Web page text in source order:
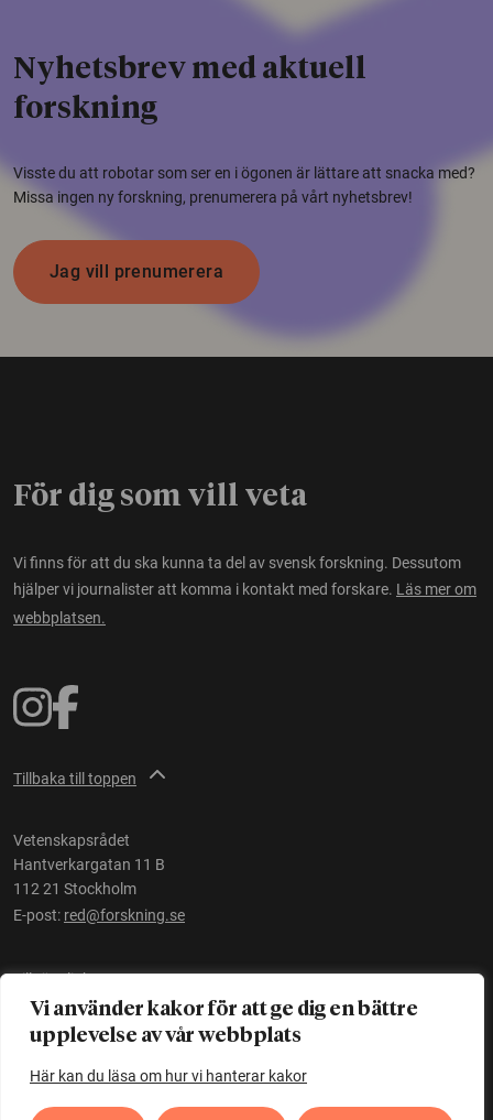
Vi använder kakor för att ge dig en bättre
upplevelse av vår webbplats
Här kan du läsa om hur vi hanterar kakor
Nyhetsbrev med aktuell
forskning
Visste du att robotar som ser en i ögonen är lättare att snacka med?
Missa ingen ny forskning, prenumerera på vårt nyhetsbrev!
Jag vill prenumerera
För dig som vill veta
Vi finns för att du ska kunna ta del av svensk forskning. Dessutom
hjälper vi journalister att komma i kontakt med forskare. Läs mer om
webbplatsen.
Tillbaka till toppen
Vetenskapsrådet
Hantverkargatan 11 B
112 21 Stockholm
E-post: red@forskning.se
Tillgänglighet
Ett initiativ avVetenskapsrådet